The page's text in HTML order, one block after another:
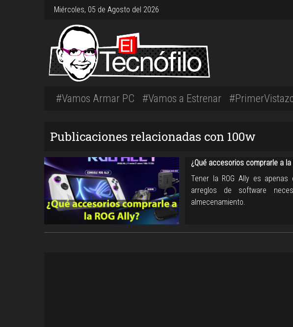
Miércoles, 05 de Agosto del 2026
#Vamos Armar PC #Vamos a Estrenar
Publicaciones relacionadas con 100w
¿Qué accesorios comprarle a la
Tener la ROG Ally es
arreglos de software
almecenamiento.